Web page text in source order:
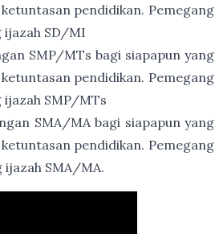
pendidikan. Pemegang
ijazah SD/MI
SMP/MTs bagi siapapun yang
pendidikan. Pemegang
ijazah SMP/MTs
SMA/MA bagi siapapun yang
pendidikan. Pemegang
ijazah SMA/MA.